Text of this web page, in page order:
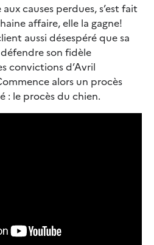
causes perdues, s’est fait
affaire, elle la gagne!
aussi désespéré que sa
son fidèle
convictions d’Avril
alors un procès
: le procès du chien.